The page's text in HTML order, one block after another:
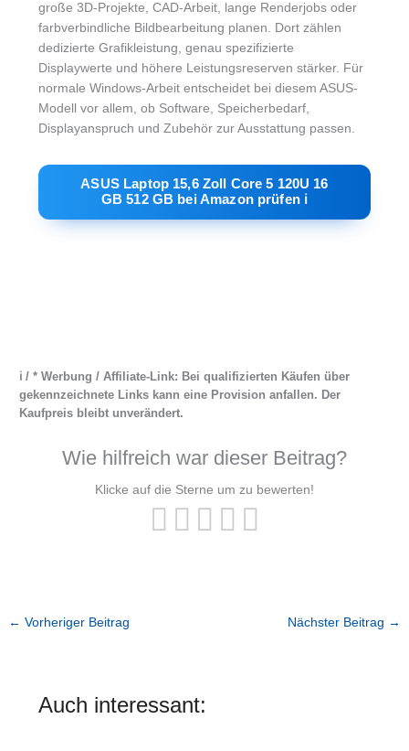
große 3D-Projekte, CAD-Arbeit, lange Renderjobs oder
farbverbindliche Bildbearbeitung planen. Dort zählen
dedizierte Grafikleistung, genau spezifizierte
Displaywerte und höhere Leistungsreserven stärker. Für
normale Windows-Arbeit entscheidet bei diesem ASUS-
Modell vor allem, ob Software, Speicherbedarf,
Displayanspruch und Zubehör zur Ausstattung passen.
ASUS Laptop 15,6 Zoll Core 5 120U 16
GB 512 GB bei Amazon prüfen ℹ︎
ℹ︎ / * Werbung / Affiliate-Link: Bei qualifizierten Käufen über
gekennzeichnete Links kann eine Provision anfallen. Der
Kaufpreis bleibt unverändert.
Wie hilfreich war dieser Beitrag?
Klicke auf die Sterne um zu bewerten!
← Vorheriger Beitrag Nächster Beitrag →
Auch interessant: